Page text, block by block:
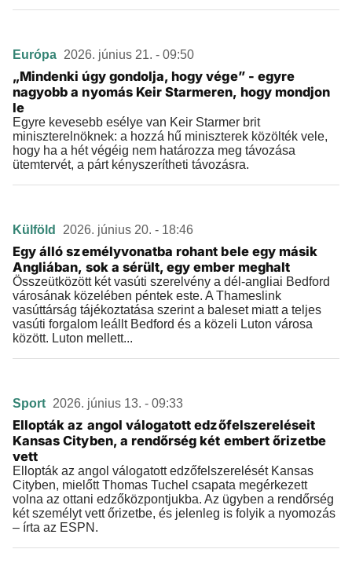
Európa 2026. június 21. - 09:50
„Mindenki úgy gondolja, hogy vége” - egyre
nagyobb a nyomás Keir Starmeren, hogy mondjon
le
Egyre kevesebb esélye van Keir Starmer brit
miniszterelnöknek: a hozzá hű miniszterek közölték vele,
hogy ha a hét végéig nem határozza meg távozása
ütemtervét, a párt kényszerítheti távozásra.
Külföld 2026. június 20. - 18:46
Egy álló személyvonatba rohant bele egy másik
Angliában, sok a sérült, egy ember meghalt
Összeütközött két vasúti szerelvény a dél-angliai Bedford
városának közelében péntek este. A Thameslink
vasúttárság tájékoztatása szerint a baleset miatt a teljes
vasúti forgalom leállt Bedford és a közeli Luton városa
között. Luton mellett...
Sport 2026. június 13. - 09:33
Ellopták az angol válogatott edzőfelszereléseit
Kansas Cityben, a rendőrség két embert őrizetbe
vett
Ellopták az angol válogatott edzőfelszerelését Kansas
Cityben, mielőtt Thomas Tuchel csapata megérkezett
volna az ottani edzőközpontjukba. Az ügyben a rendőrség
két személyt vett őrizetbe, és jelenleg is folyik a nyomozás
– írta az ESPN.